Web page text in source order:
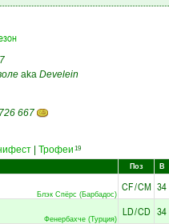
aka Develein
667
Трофеи 19
Поз В
Блэк Спёрс (Барбадос)
CF/CM 34
Фенербахче (Турция)
LD/CD 34